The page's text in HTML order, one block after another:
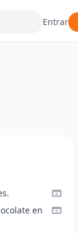
Entrar
en